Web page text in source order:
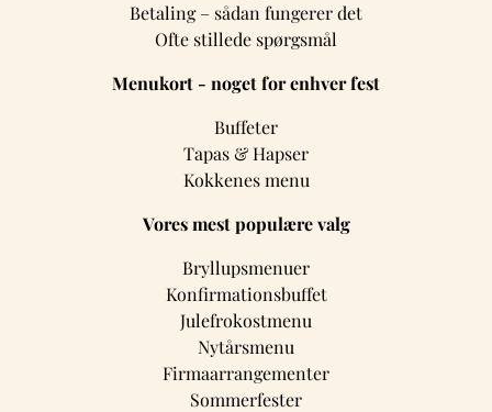
Betaling – sådan fungerer det
Ofte stillede spørgsmål
Menukort - noget for enhver fest
Buffeter
Tapas & Hapser
Kokkenes menu
Vores mest populære valg
Bryllupsmenuer
Konfirmationsbuffet
Julefrokostmenu
Nytårsmenu
Firmaarrangementer
Sommerfester